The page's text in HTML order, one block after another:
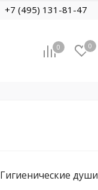
+7 (495) 131-81-47
0 0
Гигиенические души